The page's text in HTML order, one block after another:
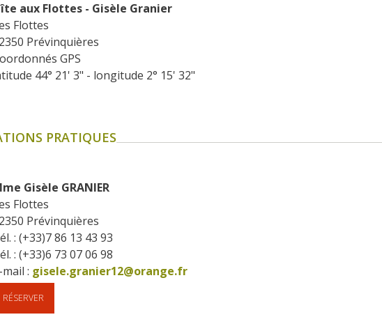
aux Flottes - Gisèle Granier
Flottes
Prévinquières
GPS
44° 21' 3" - longitude 2° 15' 32"
PRATIQUES
Gisèle GRANIER
Flottes
Prévinquières
: (+33)7 86 13 43 93
: (+33)6 73 07 06 98
mail : gisele.granier12@orange.fr
RÉSERVER